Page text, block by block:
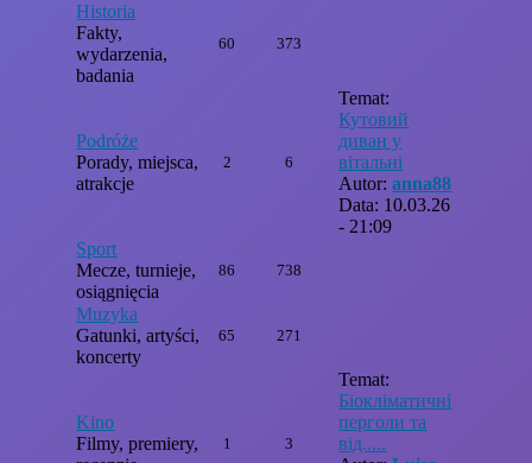
Historia
Fakty,
wydarzenia,
badania
60 373
Podróże
Porady, miejsca,
atrakcje
2 6
Temat:
Кутовий
диван у
вітальні
Autor:anna88
Data: 10.03.26
- 21:09
Sport
Mecze, turnieje,
osiągnięcia
86 738
Muzyka
Gatunki, artyści,
koncerty
65 271
Kino
Filmy, premiery,
1 3
Temat:
Біокліматичні
перголи та
від.....